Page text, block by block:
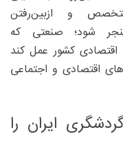
و ازبین‌رفتن
شود؛ صنعتی که
اقتصادی کشور عمل کند
اقتصادی و اجتماعی
ایران را